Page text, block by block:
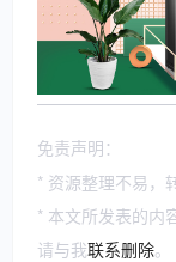
免责声明：
* 资源整理不易，
* 本文所发表的内
请与我联系删除。